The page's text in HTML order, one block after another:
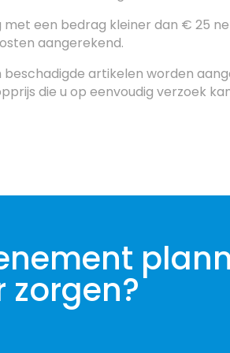
met een bedrag kleiner dan € 25
aangerekend.
artikelen worden
die u op eenvoudig verzoek
zorgen?